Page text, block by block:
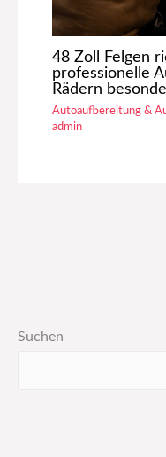
48 Zoll Felgen
professionelle
Rädern
Autoaufbereitung &
admin
Suchen